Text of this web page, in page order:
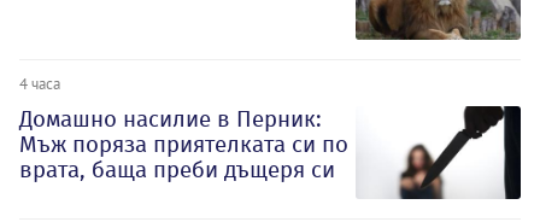
4 часа
Домашно насилие в Перник:
Мъж поряза приятелката си по
врата, баща преби дъщеря си